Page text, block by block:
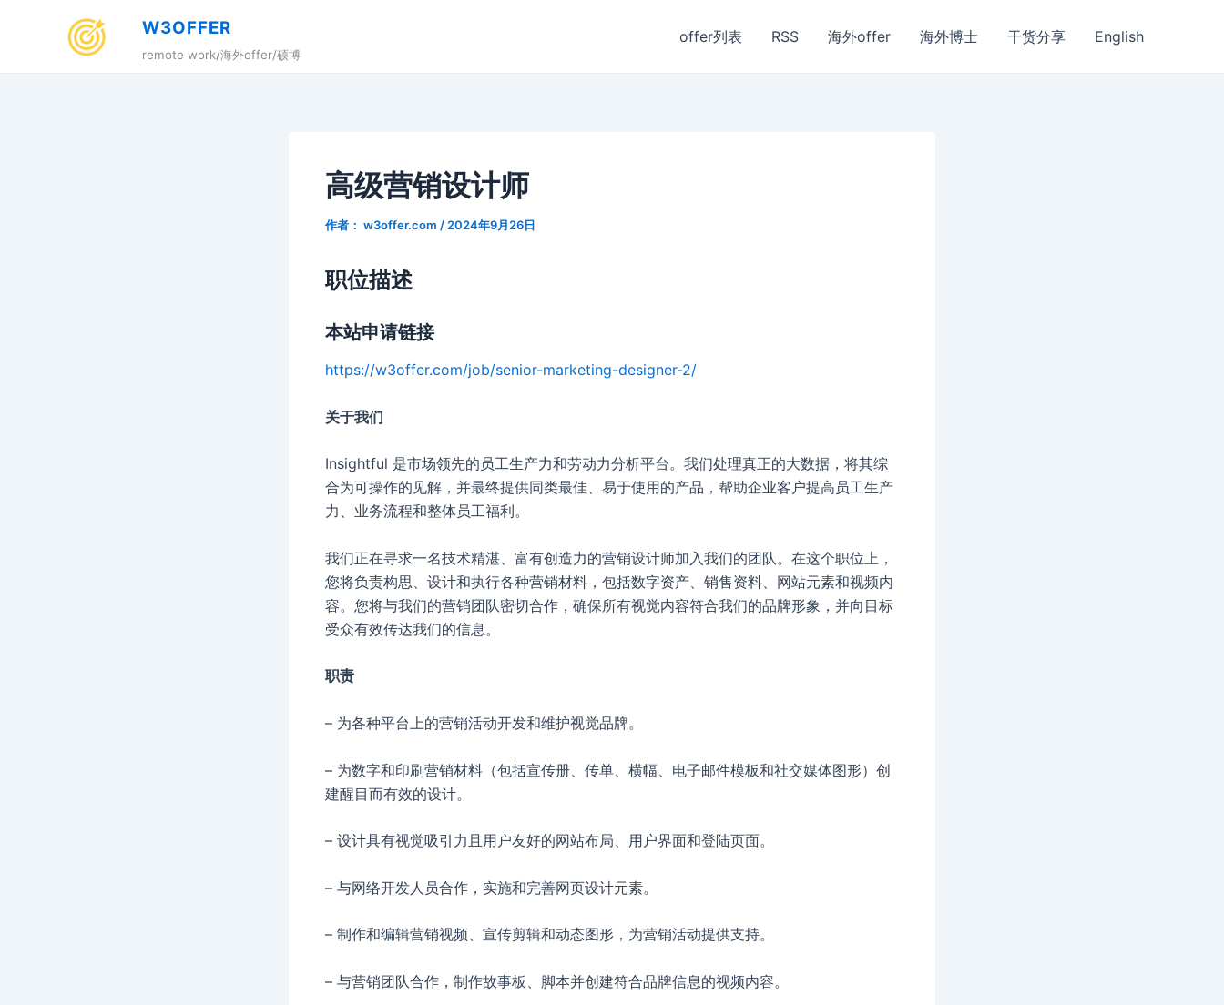
W3OFFER
remote work/海外offer/硕博
offer列表 RSS 海外offer 海外博士 干货分享 English
高级营销设计师
作者： w3offer.com / 2024年9月26日
职位描述
本站申请链接
https://w3offer.com/job/senior-marketing-designer-2/
关于我们
Insightful 是市场领先的员工生产力和劳动力分析平台。我们处理真正的大数据，将其综
合为可操作的见解，并最终提供同类最佳、易于使用的产品，帮助企业客户提高员工生产
力、业务流程和整体员工福利。
我们正在寻求一名技术精湛、富有创造力的营销设计师加入我们的团队。在这个职位上，
您将负责构思、设计和执行各种营销材料，包括数字资产、销售资料、网站元素和视频内
容。您将与我们的营销团队密切合作，确保所有视觉内容符合我们的品牌形象，并向目标
受众有效传达我们的信息。
职责
– 为各种平台上的营销活动开发和维护视觉品牌。
– 为数字和印刷营销材料（包括宣传册、传单、横幅、电子邮件模板和社交媒体图形）创
建醒目而有效的设计。
– 设计具有视觉吸引力且用户友好的网站布局、用户界面和登陆页面。
– 与网络开发人员合作，实施和完善网页设计元素。
– 制作和编辑营销视频、宣传剪辑和动态图形，为营销活动提供支持。
– 与营销团队合作，制作故事板、脚本并创建符合品牌信息的视频内容。